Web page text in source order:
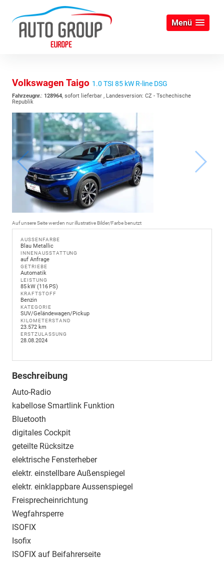
Menü
Volkswagen Taigo 1.0 TSI 85 kW R-line DSG
Fahrzeugnr.: 128964, sofort lieferbar , Landesversion: CZ - Tschechische
Republik
Auf unsere Seite werden nur illustrative Bilder/Farbe benutzt
AUSSENFARBE
Blau Metallic
INNENAUSSTATTUNG
auf Anfrage
GETRIEBE
Automatik
LEISTUNG
85 kW (116 PS)
KRAFTSTOFF
Benzin
KATEGORIE
SUV/Geländewagen/Pickup
KILOMETERSTAND
23.572 km
ERSTZULASSUNG
28.08.2024
Beschreibung
Auto-Radio
kabellose Smartlink Funktion
Bluetooth
digitales Cockpit
geteilte Rücksitze
elektrische Fensterheber
elektr. einstellbare Außenspiegel
elektr. einklappbare Aussenspiegel
Freisprecheinrichtung
Wegfahrsperre
ISOFIX
Isofix
ISOFIX auf Beifahrerseite